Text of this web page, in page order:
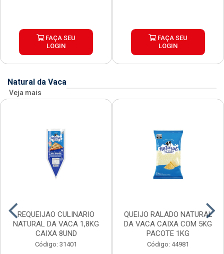
FAÇA SEU
LOGIN
FAÇA SEU
LOGIN
Natural da Vaca
Veja mais
REQUEIJAO CULINARIO
NATURAL DA VACA 1,8KG
CAIXA 8UND
Código: 31401
QUEIJO RALADO NATURAL
DA VACA CAIXA COM 5KG
PACOTE 1KG
Código: 44981